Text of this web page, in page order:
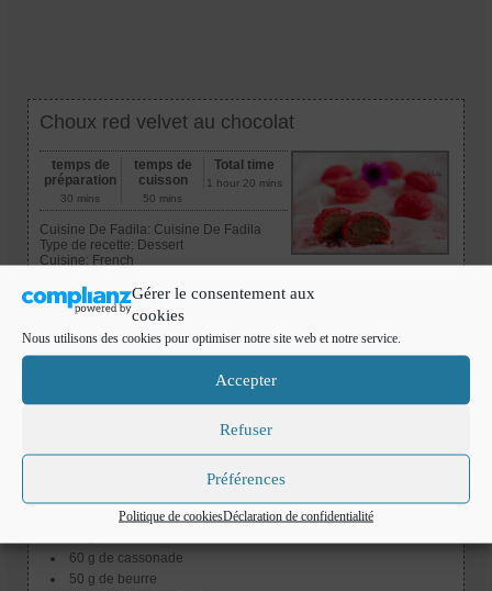
Gérer le consentement aux
cookies
Nous utilisons des cookies pour optimiser notre site web et notre service.
Accepter
Refuser
Préférences
Politique de cookiesDéclaration de confidentialité
Choux red velvet au chocolat
temps de
préparation
30 mins
temps de
cuisson
50 mins
Total time
1 hour 20 mins
Cuisine De Fadila: Cuisine De Fadila
Type de recette: Dessert
Cuisine: French
Ingredients
pour la pâte à choux:
50 g de beurre
de 120 à 150 g d’œufs battus cela dépendra du mélange
Craquelin red velvet :
60 g de cassonade
50 g de beurre